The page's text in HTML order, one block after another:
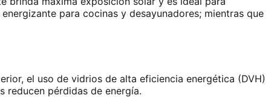
para cocinas y desayunadores; mientras que
el uso de vidrios de alta eficiencia energética (DVH)
reducen pérdidas de energía.